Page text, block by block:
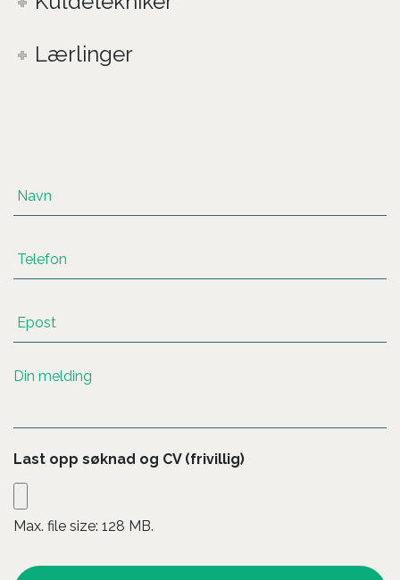
Lærlinger
post *
navn
Last opp søknad og CV (frivillig)
Max. file size: 128 MB.